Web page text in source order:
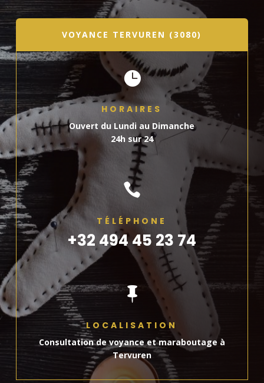
VOYANCE TERVUREN (3080)

HORAIRES
Ouvert du Lundi au Dimanche
24h sur 24

TÉLÉPHONE
+32 494 45 23 74

LOCALISATION
Consultation de voyance et maraboutage à
Tervuren